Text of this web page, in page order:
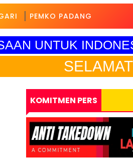
PEMKO PADANG
UNTUK
HARI
KOMITMEN PERS